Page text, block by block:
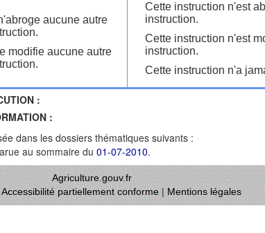
aucune autre
modifie aucune autre
Cette instruction n'est
instruction.
Cette instruction n'est
instruction.
Cette instruction n'a
:
:
dans les dossiers thématiques suivants :
au sommaire du 01-07-2010.
Agriculture.gouv.fr
Accessibilité partiellement conforme|Mentions légales